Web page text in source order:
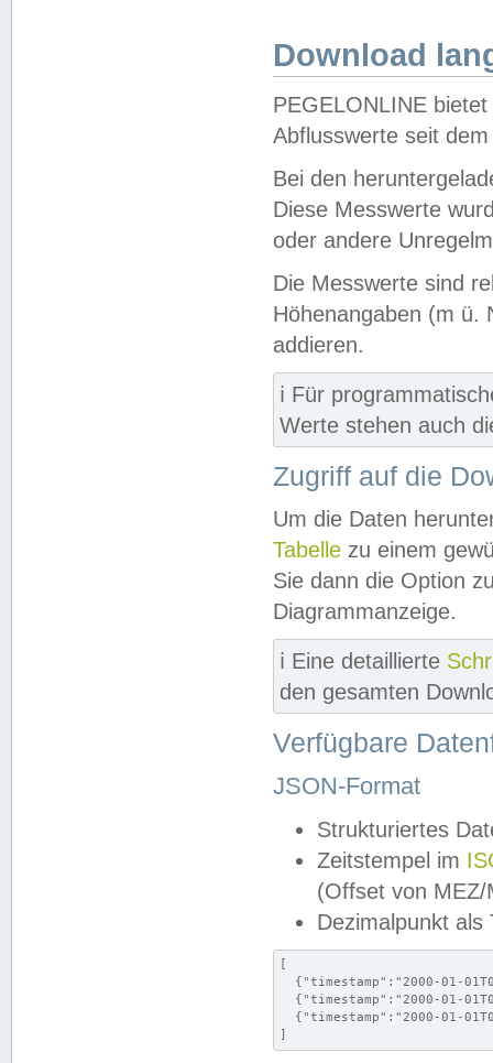
Download
PEGELONLINE
Abflusswerte seit
Bei den
Diese Messwerte
oder andere
Die Messwerte sind
Höhenangaben (m ü.
addieren.
ℹ️ Für
Werte stehen auch
Zugriff auf die
Um die Daten
Tabelle zu einem
Sie dann die Option
Diagrammanzeige.
ℹ️ Eine detaillierte
den gesamten
Verfügbare
JSON-Format
Strukturiertes
Zeitstempel im
(Offset von MEZ/
Dezimalpunkt als
[
{"timestamp":"2000-01-
{"timestamp":"2000-01-
{"timestamp":"2000-01-
]